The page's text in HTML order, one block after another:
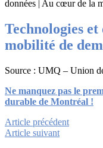
données | Au cœur de la
Technologies
mobilité de
Source : UMQ – Union
Ne manquez pas le
durable de Montréal !
Article précédent
Article suivant